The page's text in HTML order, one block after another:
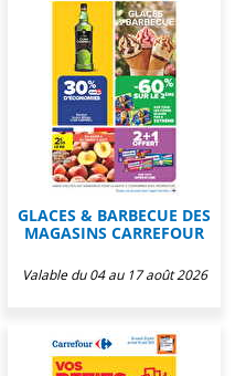
GLACES & BARBECUE DES
MAGASINS CARREFOUR
Valable du 04 au 17 août 2026